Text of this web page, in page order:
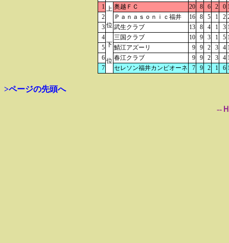
1 上
位
奥越ＦＣ 20 8 6 2 0
2
Ｐａｎａｓｏｎｉｃ福井 16 8 5 1 2
3
武生クラブ 13 8 4 1 3
4
下
位
三国クラブ 10 9 3 1 5
5
鯖江アズーリ 9 9 2 3 4
6
春江クラブ 9 9 2 3 4
7
セレソン福井カンピオーネ 7 9 2 1 6
>ページの先頭へ
--